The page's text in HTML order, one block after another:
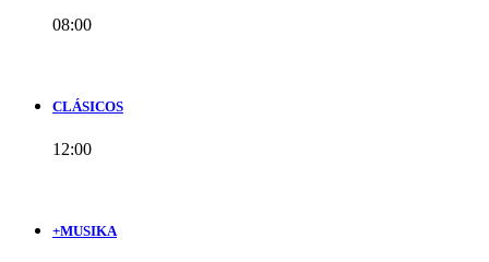
08:00
CLÁSICOS
12:00
+MUSIKA